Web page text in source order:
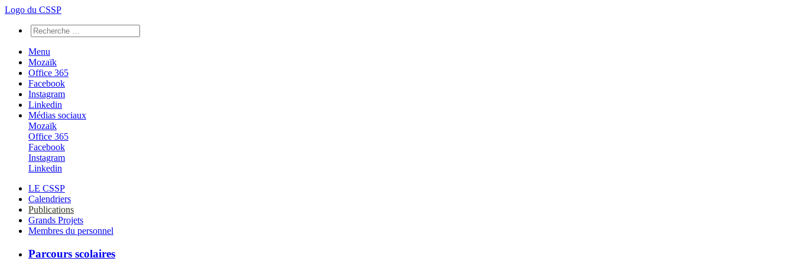
Logo du CSSP
Menu
Mozaïk
Office 365
Facebook
Instagram
Linkedin
Médias sociaux
Mozaïk
Office 365
Facebook
Instagram
Linkedin
LE CSSP
Calendriers
Publications
Grands Projets
Membres du personnel
Parcours scolaires